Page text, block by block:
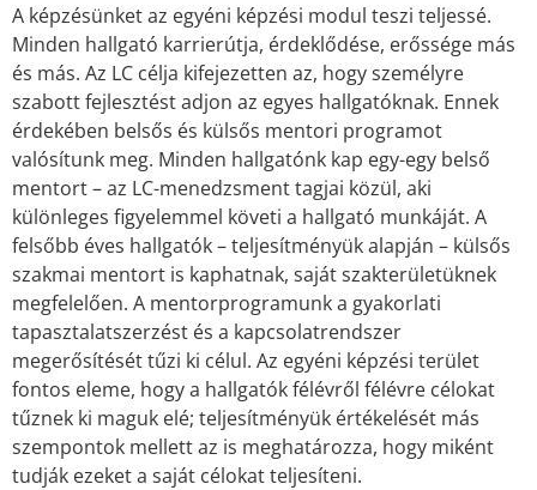
A képzésünket az egyéni képzési modul teszi teljessé.
Minden hallgató karrierútja, érdeklődése, erőssége más
és más. Az LC célja kifejezetten az, hogy személyre
szabott fejlesztést adjon az egyes hallgatóknak. Ennek
érdekében belsős és külsős mentori programot
valósítunk meg. Minden hallgatónk kap egy-egy belső
mentort – az LC-menedzsment tagjai közül, aki
különleges figyelemmel követi a hallgató munkáját. A
felsőbb éves hallgatók – teljesítményük alapján – külsős
szakmai mentort is kaphatnak, saját szakterületüknek
megfelelően. A mentorprogramunk a gyakorlati
tapasztalatszerzést és a kapcsolatrendszer
megerősítését tűzi ki célul. Az egyéni képzési terület
fontos eleme, hogy a hallgatók félévről félévre célokat
tűznek ki maguk elé; teljesítményük értékelését más
szempontok mellett az is meghatározza, hogy miként
tudják ezeket a saját célokat teljesíteni.